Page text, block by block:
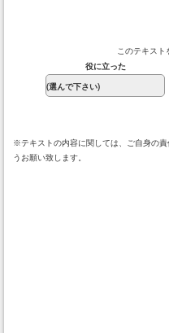
このテキスト
役に立った
※テキストの内容に関しては、ご自身の責
うお願い致します。